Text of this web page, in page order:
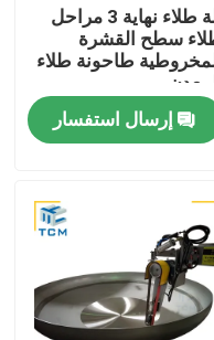
آلة طلاء نهاية 3 مراحل
سطح القشرة
طاحونة طلاء
إرسال استفسار